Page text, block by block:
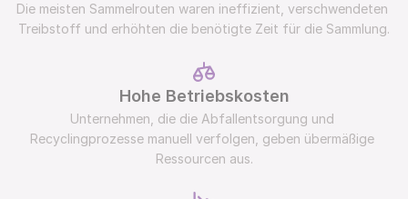
Die meisten Sammelrouten waren ineffizient, verschwendeten
Treibstoff und erhöhten die benötigte Zeit für die Sammlung.
Hohe Betriebskosten
Unternehmen, die die Abfallentsorgung und
Recyclingprozesse manuell verfolgen, geben übermäßige
Ressourcen aus.